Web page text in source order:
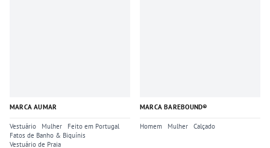
MARCA AUMAR
Vestuário Mulher
Feito em Portugal
Fatos de Banho & Biquínis
Vestuário de Praia
MARCA BAREBOUND®
Homem Mulher Calçado